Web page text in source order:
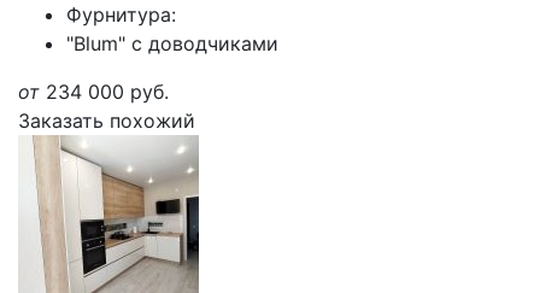
Фурнитура:
"Blum" с доводчиками
от 234 000 руб.
Заказать похожий